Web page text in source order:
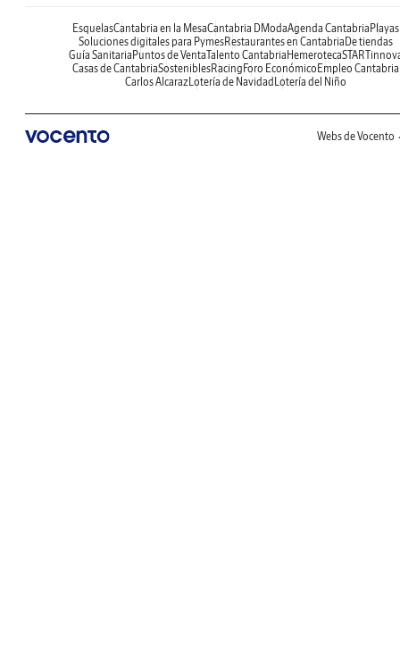
EsquelasCantabria en la MesaCantabria DModaAgenda Cantabria Playas
Soluciones digitales para PymesRestaurantes en Cantabria De tiendas
Guía Sanitaria Puntos de VentaTalento Cantabria Hemeroteca
Casas de CantabriaSosteniblesRacing Foro Económico Empleo Cantabria
Carlos AlcarazLotería de Navidad Lotería del Niño
Webs de Vocento